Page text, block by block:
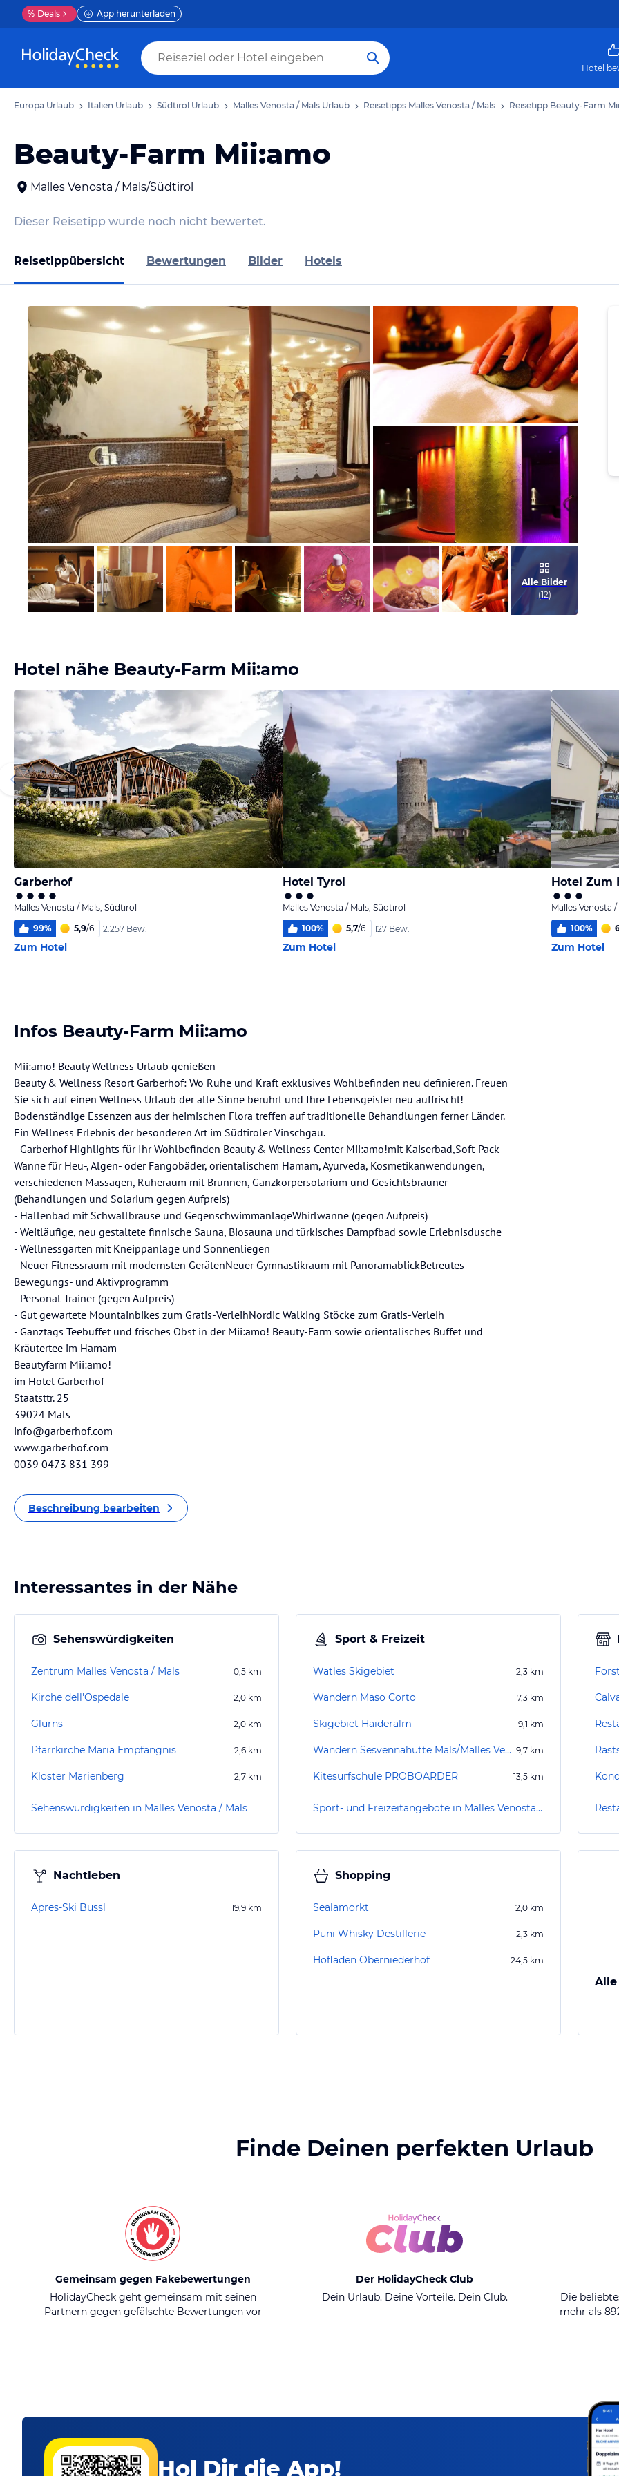
% Deals App herunterladen
Hotel
Europa Urlaub Italien Urlaub Südtirol Urlaub Malles Venosta / Mals Urlaub Reisetipps Malles Venosta / Mals Reisetipp Beauty-Farm
Beauty-Farm Mii:amo
Malles Venosta / Mals/Südtirol
Dieser Reisetipp wurde noch nicht bewertet.
Reisetippübersicht Bewertungen Bilder Hotels
Bild melden
vom Hotelier
Bild melden
vom Hotelier
Bild melden
vom Hotelier
Alle Bilder
(12)
Hotel nähe Beauty-Farm Mii:amo
Garberhof
Malles Venosta / Mals, Südtirol
99% 5,9/6 2.257 Bew.
Zum Hotel
Hotel Tyrol
Malles Venosta / Mals, Südtirol
100% 5,7/6 127 Bew.
Zum Hotel
Hotel Zum
Malles Venosta
100%
Zum Hotel
Infos Beauty-Farm Mii:amo
Mii:amo! Beauty Wellness Urlaub genießen
Beauty & Wellness Resort Garberhof: Wo Ruhe und Kraft exklusives Wohlbefinden neu definieren. Freuen
Sie sich auf einen Wellness Urlaub der alle Sinne berührt und Ihre Lebensgeister neu auffrischt!
Bodenständige Essenzen aus der heimischen Flora treffen auf traditionelle Behandlungen ferner Länder.
Ein Wellness Erlebnis der besonderen Art im Südtiroler Vinschgau.
- Garberhof Highlights für Ihr Wohlbefinden Beauty & Wellness Center Mii:amo!mit Kaiserbad,Soft-Pack-
Wanne für Heu-, Algen- oder Fangobäder, orientalischem Hamam, Ayurveda, Kosmetikanwendungen,
verschiedenen Massagen, Ruheraum mit Brunnen, Ganzkörpersolarium und Gesichtsbräuner
(Behandlungen und Solarium gegen Aufpreis)
- Hallenbad mit Schwallbrause und GegenschwimmanlageWhirlwanne (gegen Aufpreis)
- Weitläufige, neu gestaltete finnische Sauna, Biosauna und türkisches Dampfbad sowie Erlebnisdusche
- Wellnessgarten mit Kneippanlage und Sonnenliegen
- Neuer Fitnessraum mit modernsten GerätenNeuer Gymnastikraum mit PanoramablickBetreutes
Bewegungs- und Aktivprogramm
- Personal Trainer (gegen Aufpreis)
- Gut gewartete Mountainbikes zum Gratis-VerleihNordic Walking Stöcke zum Gratis-Verleih
- Ganztags Teebuffet und frisches Obst in der Mii:amo! Beauty-Farm sowie orientalisches Buffet und
Kräutertee im Hamam
Beautyfarm Mii:amo!
im Hotel Garberhof
Staatsttr. 25
39024 Mals
info@garberhof.com
www.garberhof.com
0039 0473 831 399
Beschreibung bearbeiten
Interessantes in der Nähe
Sehenswürdigkeiten
Zentrum Malles Venosta / Mals 0,5 km
Kirche dell'Ospedale 2,0 km
Glurns 2,0 km
Pfarrkirche Mariä Empfängnis 2,6 km
Kloster Marienberg 2,7 km
Sehenswürdigkeiten in Malles Venosta / Mals
Sport & Freizeit
Watles Skigebiet 2,3 km
Wandern Maso Corto 7,3 km
Skigebiet Haideralm 9,1 km
Wandern Sesvennahütte Mals/Malles Venosta 9,7 km
Kitesurfschule PROBOARDER 13,5 km
Sport- und Freizeitangebote in Malles Venosta / Mals
Nachtleben
Apres-Ski Bussl 19,9 km
Shopping
Sealamorkt 2,0 km
Puni Whisky Destillerie 2,3 km
Hofladen Oberniederhof 24,5 km
Alle
Finde Deinen perfekten Urlaub
Gemeinsam gegen Fakebewertungen
HolidayCheck geht gemeinsam mit seinen
Partnern gegen gefälschte Bewertungen vor
Der HolidayCheck Club
Dein Urlaub. Deine Vorteile. Dein Club.
Die
mehr als
Hol Dir die App!